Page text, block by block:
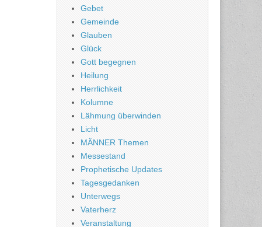
Gebet
Gemeinde
Glauben
Glück
Gott begegnen
Heilung
Herrlichkeit
Kolumne
Lähmung überwinden
Licht
MÄNNER Themen
Messestand
Prophetische Updates
Tagesgedanken
Unterwegs
Vaterherz
Veranstaltung